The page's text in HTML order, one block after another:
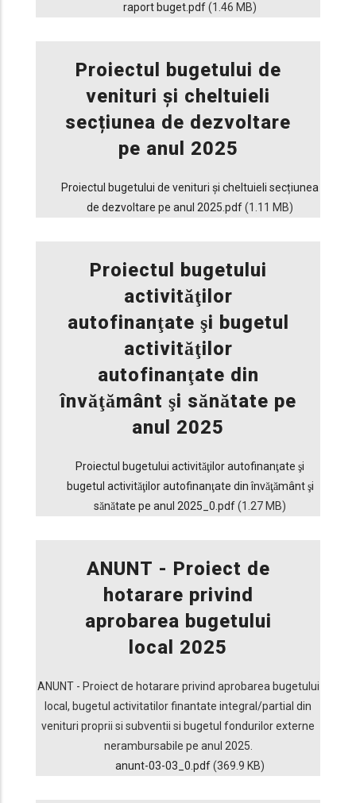
raport buget.pdf(1.46 MB)
Proiectul bugetului de
venituri și cheltuieli
secțiunea de dezvoltare
pe anul 2025
Proiectul bugetului de venituri și cheltuieli secțiunea
de dezvoltare pe anul 2025.pdf(1.11 MB)
Proiectul bugetului
activităţilor
autofinanţate şi bugetul
activităţilor
autofinanţate din
învăţământ şi sănătate pe
anul 2025
Proiectul bugetului activităţilor autofinanţate şi
bugetul activităţilor autofinanţate din învăţământ şi
sănătate pe anul 2025_0.pdf(1.27 MB)
ANUNT - Proiect de
hotarare privind
aprobarea bugetului
local 2025
ANUNT - Proiect de hotarare privind aprobarea bugetului
local, bugetul activitatilor finantate integral/partial din
venituri proprii si subventii si bugetul fondurilor externe
nerambursabile pe anul 2025.
anunt-03-03_0.pdf(369.9 KB)